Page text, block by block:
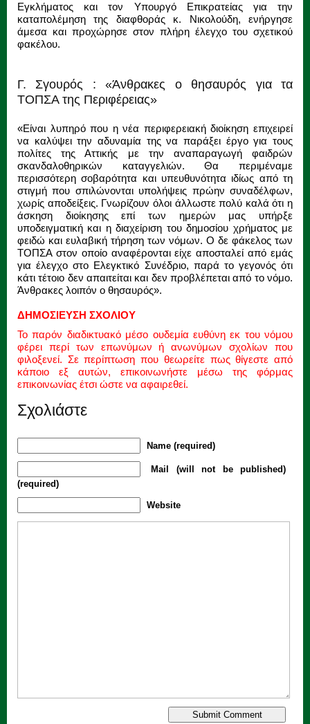
Εγκλήματος και τον Υπουργό Επικρατείας για την
καταπολέμηση της διαφθοράς κ. Νικολούδη, ενήργησε
άμεσα και προχώρησε στον πλήρη έλεγχο του σχετικού
φακέλου.
Γ. Σγουρός : «Άνθρακες ο θησαυρός για τα
ΤΟΠΣΑ της Περιφέρειας»
«Είναι λυπηρό που η νέα περιφερειακή διοίκηση επιχειρεί
να καλύψει την αδυναμία της να παράξει έργο για τους
πολίτες της Αττικής με την αναπαραγωγή φαιδρών
σκανδαλοθηρικών καταγγελιών. Θα περιμέναμε
περισσότερη σοβαρότητα και υπευθυνότητα ιδίως από τη
στιγμή που σπιλώνονται υπολήψεις πρώην συναδέλφων,
χωρίς αποδείξεις. Γνωρίζουν όλοι άλλωστε πολύ καλά ότι η
άσκηση διοίκησης επί των ημερών μας υπήρξε
υποδειγματική και η διαχείριση του δημοσίου χρήματος με
φειδώ και ευλαβική τήρηση των νόμων. Ο δε φάκελος των
ΤΟΠΣΑ στον οποίο αναφέρονται είχε αποσταλεί από εμάς
για έλεγχο στο Ελεγκτικό Συνέδριο, παρά το γεγονός ότι
κάτι τέτοιο δεν απαιτείται και δεν προβλέπεται από το νόμο.
Άνθρακες λοιπόν ο θησαυρός».
ΔΗΜΟΣΙΕΥΣΗ ΣΧΟΛΙΟΥ
Το παρόν διαδικτυακό μέσο ουδεμία ευθύνη εκ του νόμου
φέρει περί των επωνύμων ή ανωνύμων σχολίων που
φιλοξενεί. Σε περίπτωση που θεωρείτε πως θίγεστε από
κάποιο εξ αυτών, επικοινωνήστε μέσω της φόρμας
επικοινωνίας έτσι ώστε να αφαιρεθεί.
Σχολιάστε
Name (required)
Mail (will not be published)
(required)
Website